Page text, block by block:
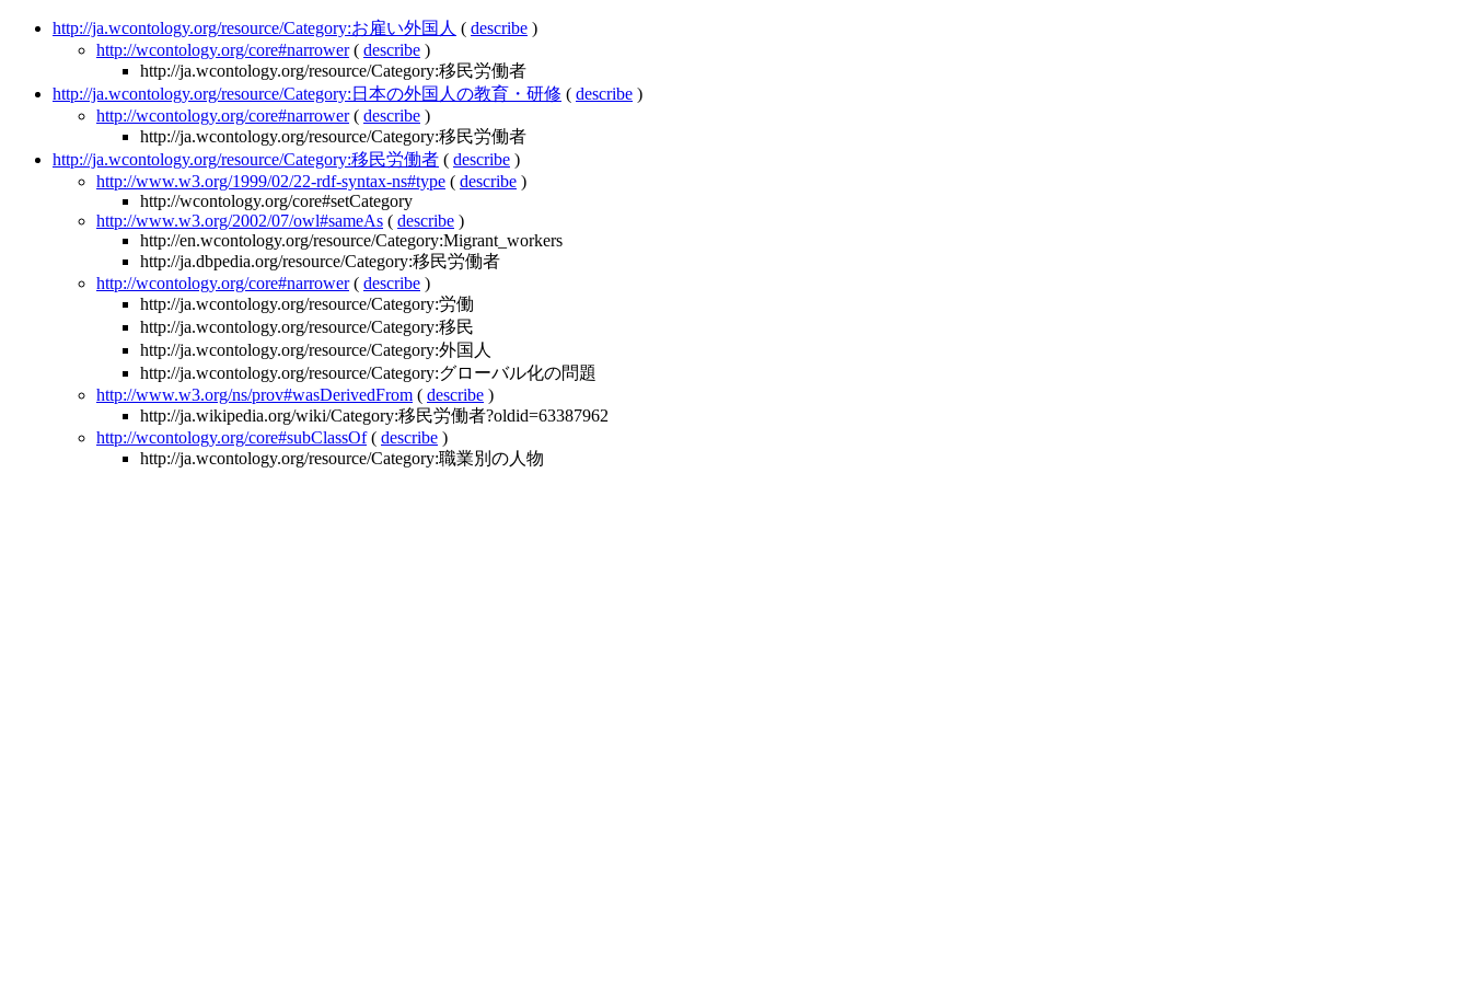
http://ja.wcontology.org/resource/Category:お雇い外国人 ( describe )
http://wcontology.org/core#narrower( describe )
http://ja.wcontology.org/resource/Category:移民労働者
http://ja.wcontology.org/resource/Category:日本の外国人の教育・研修 ( describe )
http://wcontology.org/core#narrower( describe )
http://ja.wcontology.org/resource/Category:移民労働者
http://ja.wcontology.org/resource/Category:移民労働者 ( describe )
http://www.w3.org/1999/02/22-rdf-syntax-ns#type ( describe )
http://wcontology.org/core#setCategory
http://www.w3.org/2002/07/owl#sameAs ( describe )
http://en.wcontology.org/resource/Category:Migrant_workers
http://ja.dbpedia.org/resource/Category:移民労働者
http://wcontology.org/core#narrower( describe )
http://ja.wcontology.org/resource/Category:労働
http://ja.wcontology.org/resource/Category:移民
http://ja.wcontology.org/resource/Category:外国人
http://ja.wcontology.org/resource/Category:グローバル化の問題
http://www.w3.org/ns/prov#wasDerivedFrom ( describe )
http://ja.wikipedia.org/wiki/Category:移民労働者?oldid=63387962
http://wcontology.org/core#subClassOf( describe )
http://ja.wcontology.org/resource/Category:職業別の人物